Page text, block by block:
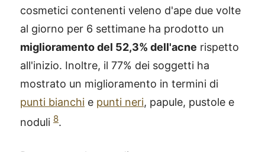
cosmetici contenenti veleno d'ape due volte
al giorno per 6 settimane ha prodotto un
miglioramento del 52,3% dell'acne rispetto
all'inizio. Inoltre, il 77% dei soggetti ha
mostrato un miglioramento in termini di
punti bianchi e punti neri, papule, pustole e
noduli 8.